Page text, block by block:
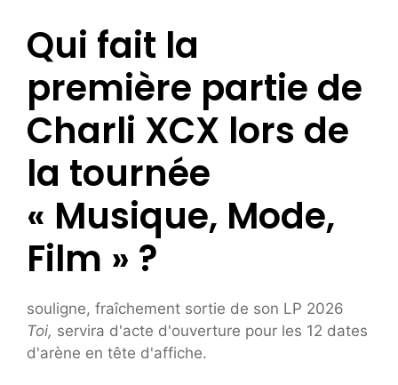
Qui fait la
première partie de
Charli XCX lors de
la tournée
« Musique, Mode,
Film » ?
souligne, fraîchement sortie de son LP 2026
Toi, servira d'acte d'ouverture pour les 12 dates
d'arène en tête d'affiche.